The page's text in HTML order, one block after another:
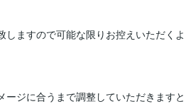
ますので可能な限りお控えいただくよ
ジに合うまで調整していただきますと